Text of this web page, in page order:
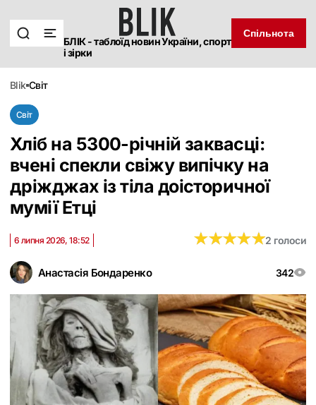
БЛІК - таблоїд новин України, спорт
і зірки
Спільнота
blik світ
Світ
Хліб на 5300-річній заквасці:
вчені спекли свіжу випічку на
дріжджах із тіла доісторичної
мумії Етці
Анастасія Бондаренко 342
6 липня 2026, 18:52 ★★★★★
★★★★★2 голоси